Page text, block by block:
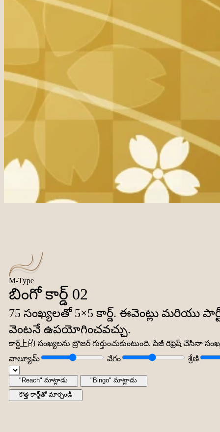
M-Type
బింగో కార్డ్ 02
75 సంఖ్యలతో 5×5 కార్డ్. ఈవెంట్లు
వెంటనే ఉపయోగించవచ్చు.
కార్డ్上的 సంఖ్యలను బ్రౌజర్ గుర్తుంచుకుంటుంది. పేజీ రిఫ్రెష్
వాల్యూమ్
వేగం శ్రేణి
"Reach" మాట్లాడు
"Bingo" మాట్లాడు
కొత్త కార్డ్‌తో మార్చండి